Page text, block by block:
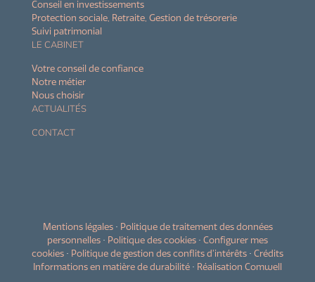
Conseil en investissements
Protection sociale, Retraite, Gestion de trésorerie
Suivi patrimonial
LE CABINET
Votre conseil de confiance
Notre métier
Nous choisir
ACTUALITÉS
CONTACT
Mentions légales• Politique de traitement des données
personnelles • Politique des cookies • Configurer mes
cookies • Politique de gestion des conflits d’intérêts • Crédits
Informations en matière de durabilité • Réalisation Comwell